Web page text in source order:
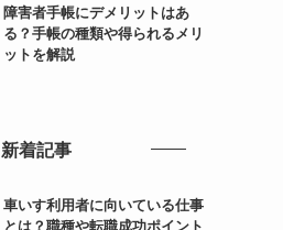
障害者手帳にデメリットはあ
る？手帳の種類や得られるメリ
ットを解説
新着記事
車いす利用者に向いている仕事
とは？職種や転職成功ポイント